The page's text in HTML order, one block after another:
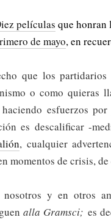
películas que honran
de mayo, en
que los
o como quieras
haciendo esfuerzos por
es descalificar -
, cualquier
momentos de crisis,
nosotros y en otros
alla Gramsci;es